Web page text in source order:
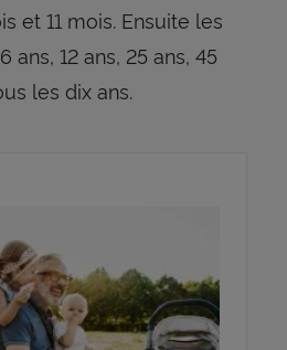
et 11 mois. Ensuite les
ans, 12 ans, 25 ans, 45
les dix ans.